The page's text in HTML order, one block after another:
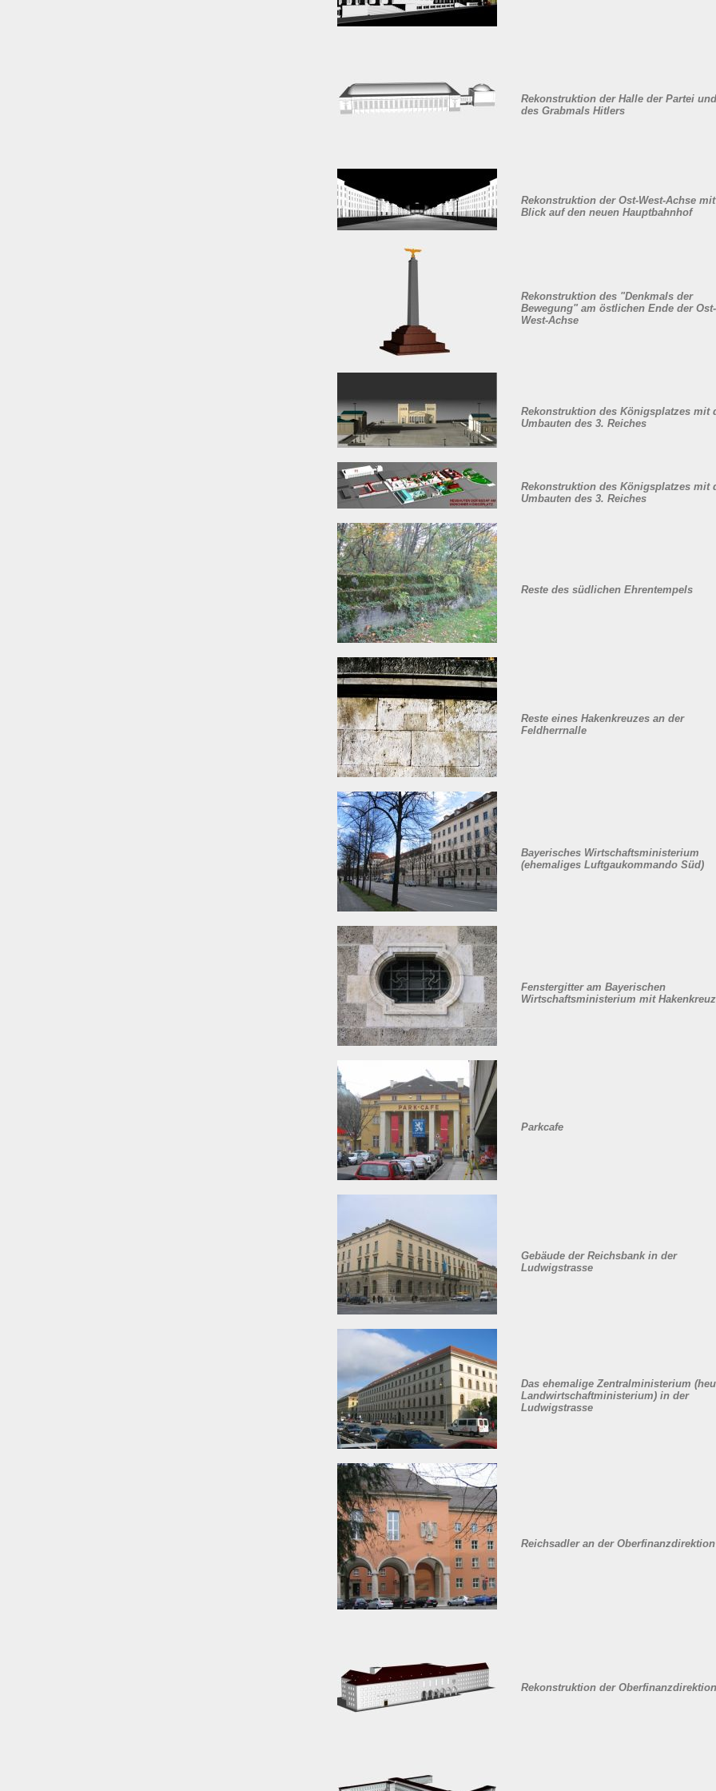
Rekonstruktion der Halle der Partei und
des Grabmals Hitlers
Rekonstruktion der Ost-West-Achse mit
Blick auf den neuen Hauptbahnhof
Rekonstruktion des "Denkmals der
Bewegung" am östlichen Ende der Ost-
West-Achse
Rekonstruktion des Königsplatzes mit
Umbauten des 3. Reiches
Rekonstruktion des Königsplatzes mit
Umbauten des 3. Reiches
Reste des südlichen Ehrentempels
Reste eines Hakenkreuzes an der
Feldherrnalle
Bayerisches Wirtschaftsministerium
(ehemaliges Luftgaukommando Süd)
Fenstergitter am Bayerischen
Wirtschaftsministerium mit
Parkcafe
Gebäude der Reichsbank in der
Ludwigstrasse
Das ehemalige Zentralministerium
Landwirtschaftministerium) in der
Ludwigstrasse
Reichsadler an der Oberfinanzdirektion
Rekonstruktion der Oberfinanzdirektion